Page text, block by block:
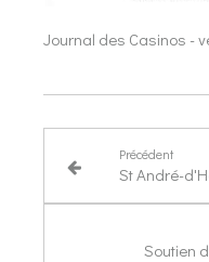
Journal des Casinos -
Précédent
Soutien